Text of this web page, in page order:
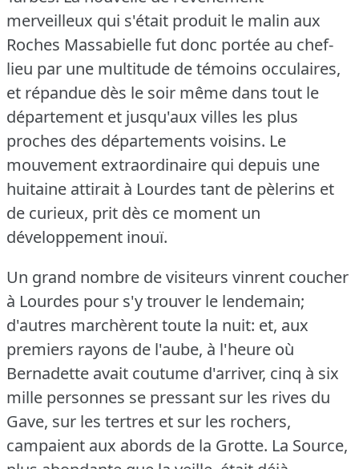
merveilleux qui s'était produit le malin aux
Roches Massabielle fut donc portée au chef-
lieu par une multitude de témoins occulaires,
et répandue dès le soir même dans tout le
département et jusqu'aux villes les plus
proches des départements voisins. Le
mouvement extraordinaire qui depuis une
huitaine attirait à Lourdes tant de pèlerins et
de curieux, prit dès ce moment un
développement inouï.
Un grand nombre de visiteurs vinrent coucher
à Lourdes pour s'y trouver le lendemain;
d'autres marchèrent toute la nuit: et, aux
premiers rayons de l'aube, à l'heure où
Bernadette avait coutume d'arriver, cinq à six
mille personnes se pressant sur les rives du
Gave, sur les tertres et sur les rochers,
campaient aux abords de la Grotte. La Source,